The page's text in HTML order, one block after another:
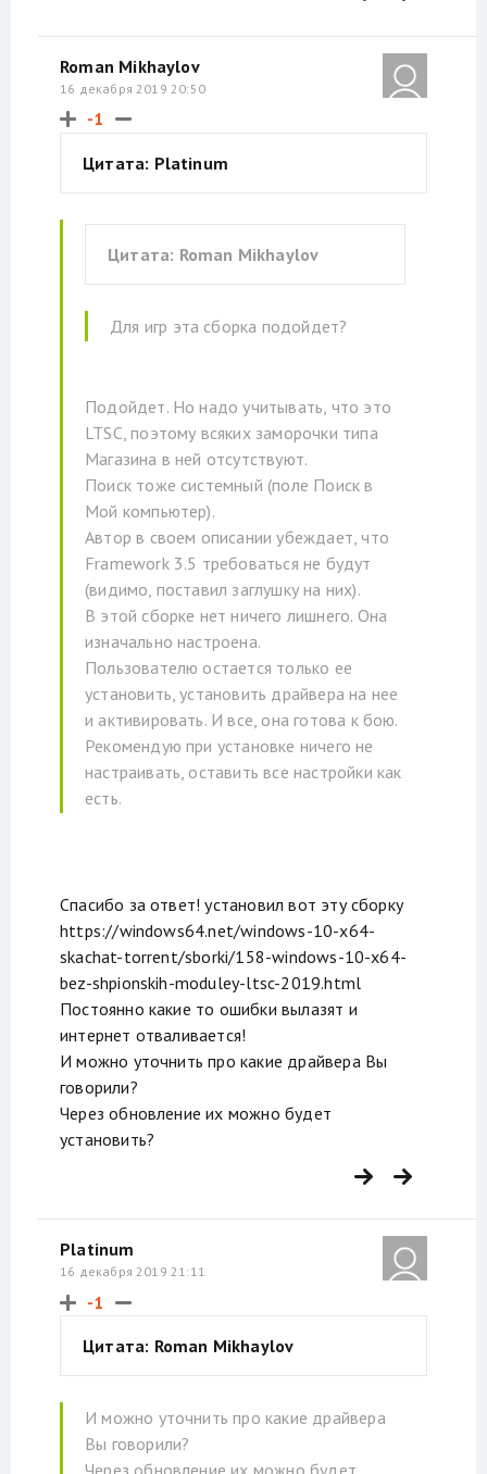
Roman Mikhaylov
16 декабря 2019 20:50
-1
Цитата: Platinum
Цитата: Roman Mikhaylov
Для игр эта сборка подойдет?
Подойдет. Но надо учитывать, что это
LTSC, поэтому всяких заморочки типа
Магазина в ней отсутствуют.
Поиск тоже системный (поле Поиск в
Мой компьютер).
Автор в своем описании убеждает, что
Framework 3.5 требоваться не будут
(видимо, поставил заглушку на них).
В этой сборке нет ничего лишнего. Она
изначально настроена.
Пользователю остается только ее
установить, установить драйвера на нее
и активировать. И все, она готова к бою.
Рекомендую при установке ничего не
настраивать, оставить все настройки как
есть.
Спасибо за ответ! установил вот эту сборку
https://windows64.net/windows-10-x64-
skachat-torrent/sborki/158-windows-10-x64-
bez-shpionskih-moduley-ltsc-2019.html
Постоянно какие то ошибки вылазят и
интернет отваливается!
И можно уточнить про какие драйвера Вы
говорили?
Через обновление их можно будет
установить?
Platinum
16 декабря 2019 21:11
-1
Цитата: Roman Mikhaylov
И можно уточнить про какие драйвера
Вы говорили?